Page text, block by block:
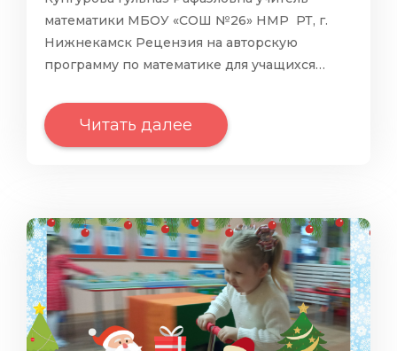
математики МБОУ «СОШ №26» НМР РТ, г.
Нижнекамск Рецензия на авторскую
программу по математике для учащихся…
Читать далее